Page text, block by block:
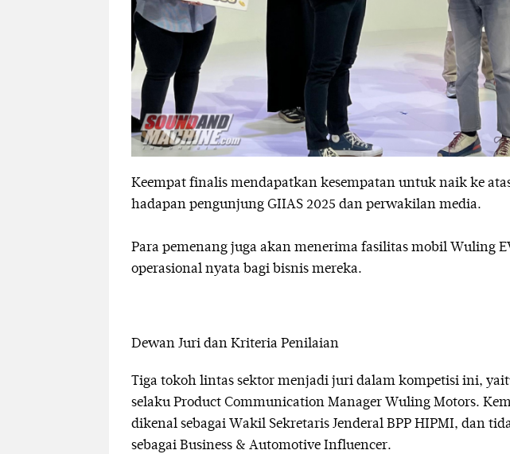
Keempat finalis mendapatkan kesempatan untuk naik ke
hadapan pengunjung GIIAS 2025 dan perwakilan media.
Para pemenang juga akan menerima fasilitas mobil Wuling
operasional nyata bagi bisnis mereka.
Dewan Juri dan Kriteria Penilaian
Tiga tokoh lintas sektor menjadi juri dalam kompetisi ini,
selaku Product Communication Manager Wuling Motors.
dikenal sebagai Wakil Sekretaris Jenderal BPP HIPMI, dan
sebagai Business & Automotive Influencer.